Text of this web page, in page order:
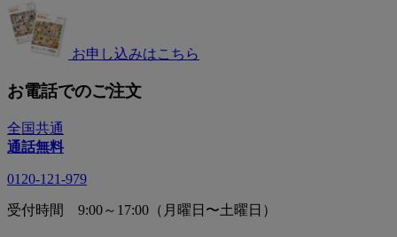
お申し込みはこちら
お電話でのご注文
全国共通
通話無料
0120-121-979
受付時間 9:00～17:00（月曜日〜土曜日）